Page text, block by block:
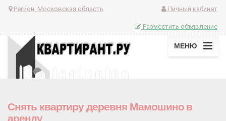
Регион: Московская область Личный кабинет
Разместить объявление
МЕНЮ
Снять квартиру деревня Мамошино в
аренду